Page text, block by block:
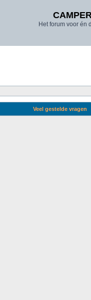
Het forum voor én
Veel gestelde vragen